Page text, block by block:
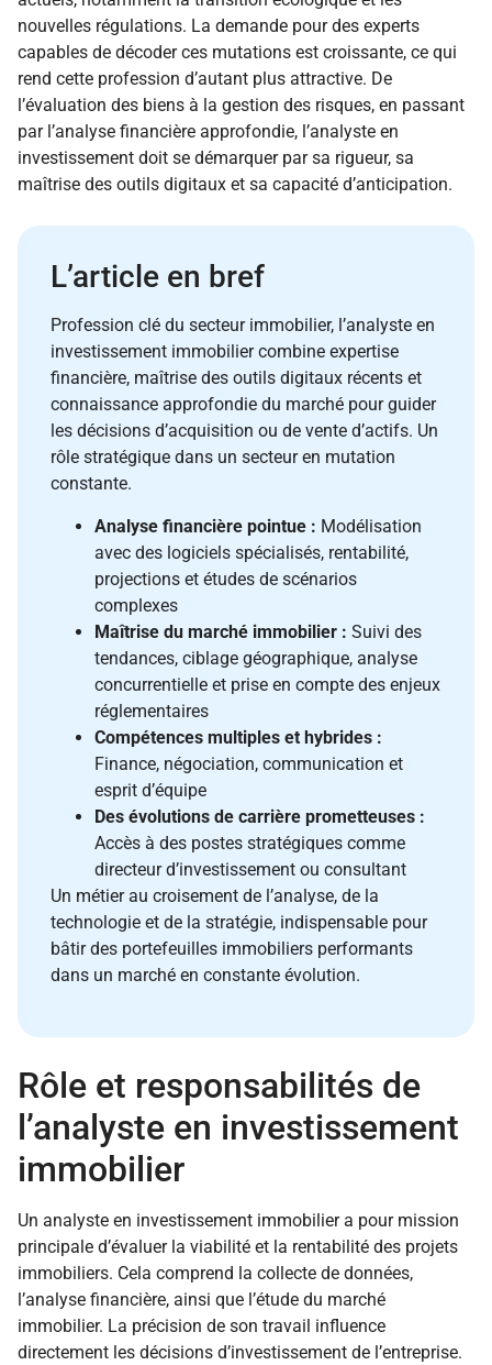
nouvelles régulations. La demande pour des experts
capables de décoder ces mutations est croissante, ce qui
rend cette profession d’autant plus attractive. De
l’évaluation des biens à la gestion des risques, en passant
par l’analyse financière approfondie, l’analyste en
investissement doit se démarquer par sa rigueur, sa
maîtrise des outils digitaux et sa capacité d’anticipation.
L’article en bref
Profession clé du secteur immobilier, l’analyste en
investissement immobilier combine expertise
financière, maîtrise des outils digitaux récents et
connaissance approfondie du marché pour guider
les décisions d’acquisition ou de vente d’actifs. Un
rôle stratégique dans un secteur en mutation
constante.
Analyse financière pointue : Modélisation
avec des logiciels spécialisés, rentabilité,
projections et études de scénarios
complexes
Maîtrise du marché immobilier : Suivi des
tendances, ciblage géographique, analyse
concurrentielle et prise en compte des enjeux
réglementaires
Compétences multiples et hybrides :
Finance, négociation, communication et
esprit d’équipe
Des évolutions de carrière prometteuses :
Accès à des postes stratégiques comme
directeur d’investissement ou consultant
Un métier au croisement de l’analyse, de la
technologie et de la stratégie, indispensable pour
bâtir des portefeuilles immobiliers performants
dans un marché en constante évolution.
Rôle et responsabilités de
l’analyste en investissement
immobilier
Un analyste en investissement immobilier a pour mission
principale d’évaluer la viabilité et la rentabilité des projets
immobiliers. Cela comprend la collecte de données,
l’analyse financière, ainsi que l’étude du marché
immobilier. La précision de son travail influence
directement les décisions d’investissement de l’entreprise.